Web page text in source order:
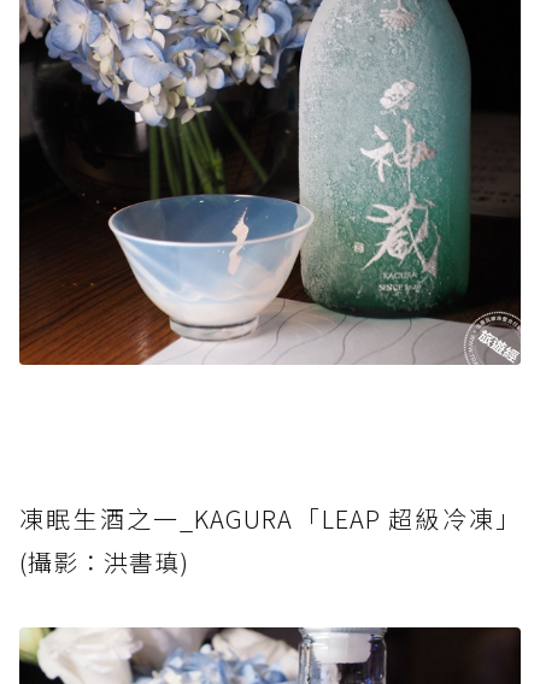
凍眠生酒之一_KAGURA「LEAP 超級冷凍」
(攝影：洪書瑱)